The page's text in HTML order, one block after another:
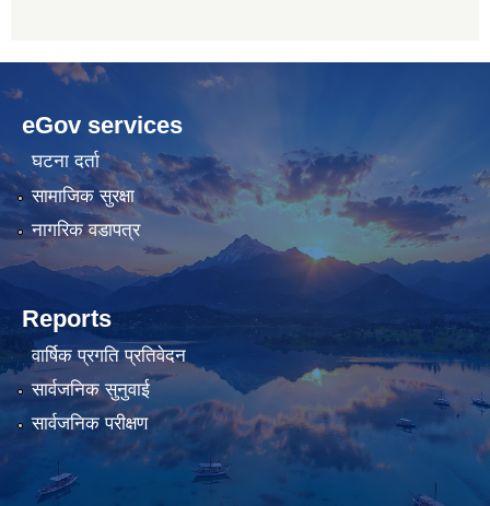
betwild
cratosroyalbet
bahis
siteleri
hdasianporns.net
lunadark.org
bahis
siteleri
eGov services
घटना दर्ता
सामाजिक सुरक्षा
नागरिक वडापत्र
Reports
वार्षिक प्रगति प्रतिवेदन
सार्वजनिक सुनुवाई
सार्वजनिक परीक्षण